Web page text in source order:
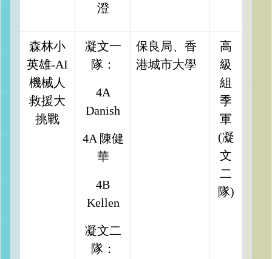
澄
森林小
英雄-AI
機械人
救援大
挑戰
凝文一
隊：
4A
Danish
4A 陳健
華
4B
Kellen
凝文二
隊：
保良局、香
港城市大學
高
級
組
季
軍
(凝
文
二
隊)